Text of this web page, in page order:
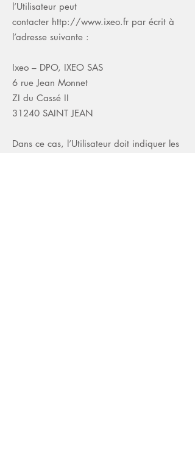
l’Utilisateur peut
contacter http://www.ixeo.fr par écrit à
l’adresse suivante :
Ixeo – DPO, IXEO SAS
6 rue Jean Monnet
ZI du Cassé II
31240 SAINT JEAN
Dans ce cas, l’Utilisateur doit indiquer les